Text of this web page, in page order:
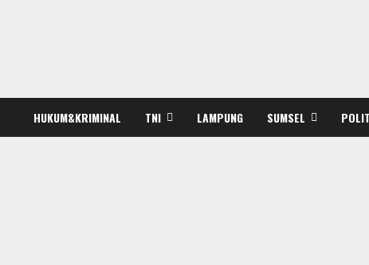
HUKUM&KRIMINAL TNI LAMPUNG SUMSEL